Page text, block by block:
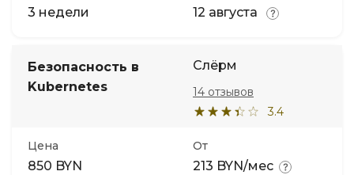
3 недели 12 августа
Безопасность в
Kubernetes
Слёрм
3.4
14 отзывов
Цена
850 BYN
От
213 BYN/мес